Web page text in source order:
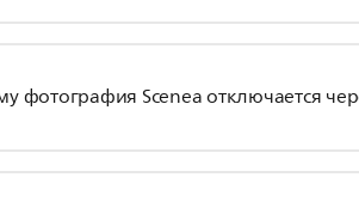
фотография Scenea отключается